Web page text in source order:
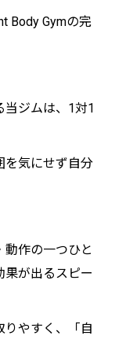
Body Gymの完
ジムは、1対1
を気にせず自分
作の一つひと
果が出るスピー
りやすく、「自